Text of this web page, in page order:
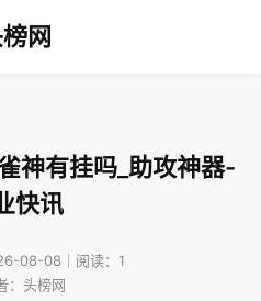
网
神有挂吗_助攻神器-
快讯
08-08｜阅读：1
：头榜网